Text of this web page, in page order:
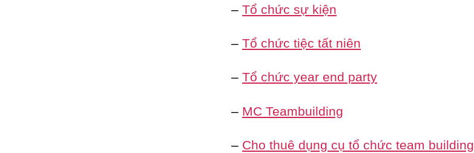
– Tổ chức sự kiện
– Tổ chức tiệc tất niên
– Tổ chức year end party
– MC Teambuilding
– Cho thuê dụng cụ tổ chức team building